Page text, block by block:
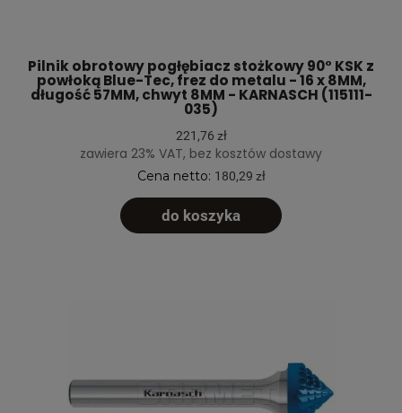
Pilnik obrotowy pogłębiacz stożkowy 90° KSK z
powłoką Blue-Tec, frez do metalu - 16 x 8MM,
długość 57MM, chwyt 8MM - KARNASCH (115111-
035)
221,76 zł
zawiera 23% VAT, bez kosztów dostawy
Cena netto: 180,29 zł
do koszyka